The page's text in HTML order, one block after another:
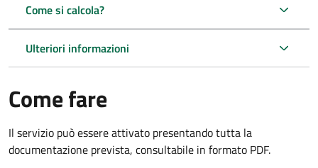
Come si calcola?
Ulteriori informazioni
Come fare
Il servizio può essere attivato presentando tutta la
documentazione prevista, consultabile in formato PDF.